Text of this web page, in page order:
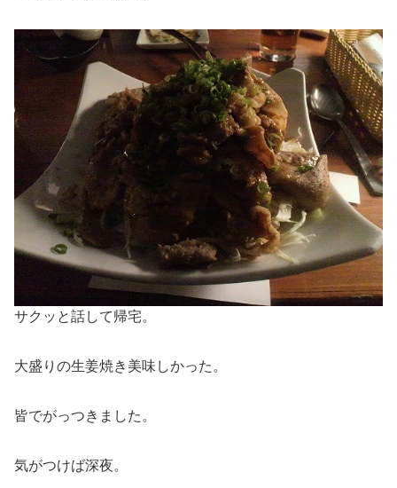
サクッと話して帰宅。
大盛りの生姜焼き美味しかった。
皆でがっつきました。
気がつけば深夜。